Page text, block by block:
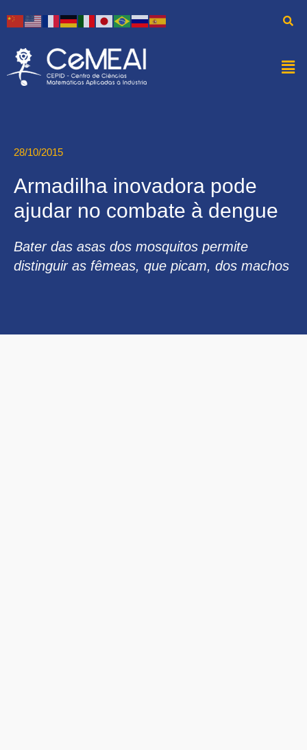
28/10/2015
Armadilha inovadora pode
ajudar no combate à dengue
Bater das asas dos mosquitos permite
distinguir as fêmeas, que picam, dos machos